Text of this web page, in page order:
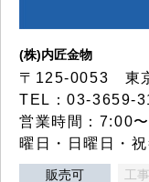
(株)内匠金物
〒125-0053 東
TEL：03-3659-
営業時間：7:00
曜日・日曜日・祝
販売可 工